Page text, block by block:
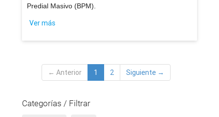
Predial Masivo (BPM).
Ver más
← Anterior 1 2 Siguiente →
Categorías / Filtrar